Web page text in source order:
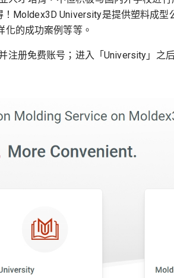
Moldex3D University是提供塑料成
的成功案例等等。
注册免费账号；进入「University」之